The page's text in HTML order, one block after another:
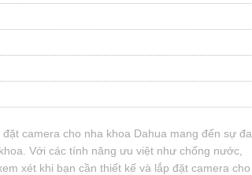
camera cho nha khoa Dahua mang đến sự đa
Với các tính năng ưu việt như chống nước,
xét khi bạn cần thiết kế và lắp đặt camera cho